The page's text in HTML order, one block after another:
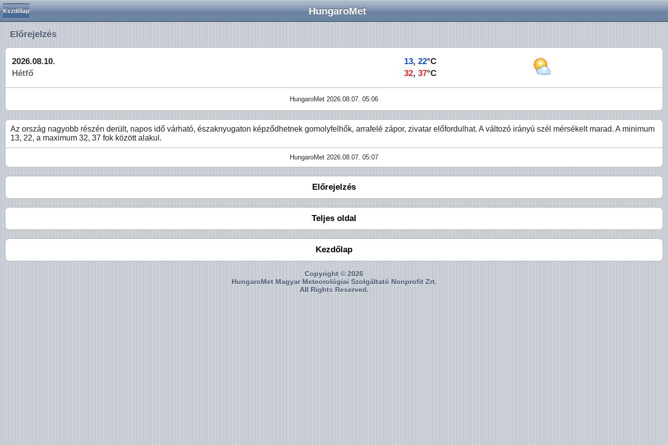
HungaroMet
Kezdőlap
Előrejelzés
2026.08.10. 13, 22°C
Hétfő
32, 37°C
HungaroMet 2026.08.07. 05:06
Az ország nagyobb részén derült, napos idő várható, északnyugaton képződhetnek gomolyfelhők, arrafelé zápor, zivatar előfordulhat. A változó irányú szél mérsékelt marad. A minimum
13, 22, a maximum 32, 37 fok között alakul.
HungaroMet 2026.08.07. 05:07
Előrejelzés
Teljes oldal
Kezdőlap
Copyright © 2026
HungaroMet Magyar Meteorológiai Szolgáltató Nonprofit Zrt.
All Rights Reserved.